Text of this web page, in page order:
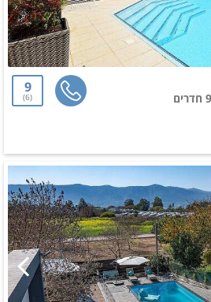
9
6